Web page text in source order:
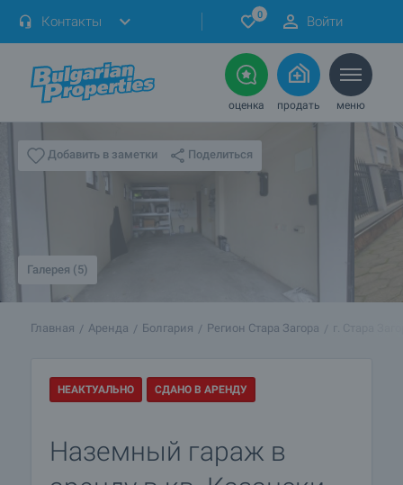
Контакты 0 Войти
оценка продать меню
Добавить в заметки Поделиться
Галерея (5)
Главная Аренда Болгария Регион Стара Загора г. Стара
НЕАКТУАЛЬНО СДАНО В АРЕНДУ
Наземный гараж в